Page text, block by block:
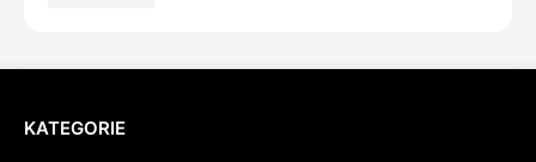
KATEGORIE